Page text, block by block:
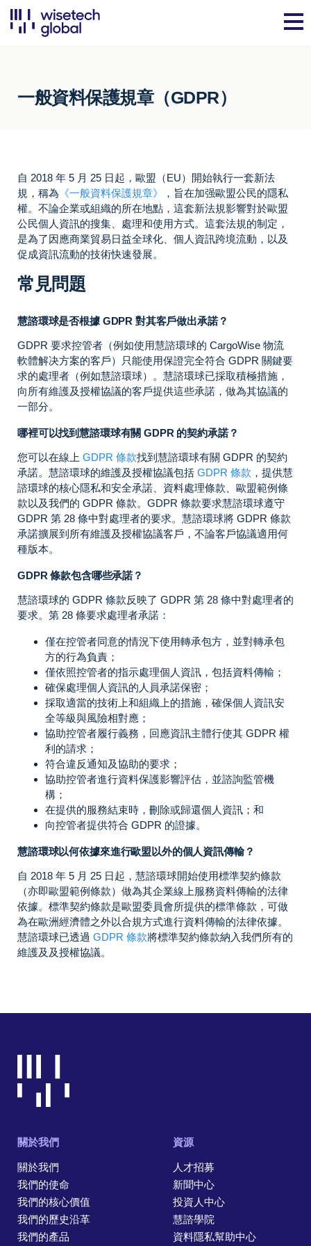
一般資料保護規章（GDPR）
自 2018 年 5 月 25 日起，歐盟（EU）開始執行一套新法
規，稱為 《一般資料保護規章》
，旨在加强歐盟公民的隱私
權。不論企業或組織的所在地點，這套新法規影響對於歐盟
公民個人資訊的搜集、處理和使用方式。這套法規的制定，
是為了因應商業貿易日益全球化、個人資訊跨境流動，以及
促成資訊流動的技術快速發展。
常見問題
慧諮環球是否根據 GDPR 對其客戶做出承諾？
GDPR 要求控管者（例如使用慧諮環球的 CargoWise 物流
軟體解决方案的客戶）只能使用保證完全符合 GDPR 關鍵要
求的處理者（例如慧諮環球）。慧諮環球已採取積極措施，
向所有維護及授權協議的客戶提供這些承諾，做為其協議的
一部分。
哪裡可以找到慧諮環球有關 GDPR 的契約承諾？
您可以在線上 GDPR 條款找到慧諮環球有關 GDPR 的契約
承諾。慧諮環球的維護及授權協議包括 GDPR 條款 ，提供慧
諮環球的核心隱私和安全承諾、資料處理條款、歐盟範例條
款以及我們的 GDPR 條款。GDPR 條款要求慧諮環球遵守
GDPR 第 28 條中對處理者的要求。慧諮環球將 GDPR 條款
承諾擴展到所有維護及授權協議客戶，不論客戶協議適用何
種版本。
GDPR 條款包含哪些承諾？
慧諮環球的 GDPR 條款反映了 GDPR 第 28 條中對處理者的
要求。第 28 條要求處理者承諾：
僅在控管者同意的情況下使用轉承包方，並對轉承包
方的行為負責；
僅依照控管者的指示處理個人資訊，包括資料傳輸；
確保處理個人資訊的人員承諾保密；
採取適當的技術上和組織上的措施，確保個人資訊安
全等級與風險相對應；
協助控管者履行義務，回應資訊主體行使其 GDPR 權
利的請求；
符合違反通知及協助的要求；
協助控管者進行資料保護影響評估，並諮詢監管機
構；
在提供的服務結束時，刪除或歸還個人資訊；和
向控管者提供符合 GDPR 的證據。
慧諮環球以何依據來進行歐盟以外的個人資訊傳輸？
自 2018 年 5 月 25 日起，慧諮環球開始使用標準契約條款
（亦即歐盟範例條款）做為其企業線上服務資料傳輸的法律
依據。標準契約條款是歐盟委員會所提供的標準條款，可做
為在歐洲經濟體之外以合規方式進行資料傳輸的法律依據。
慧諮環球已透過 GDPR 條款將標準契約條款納入我們所有的
維護及及授權協議。
關於我們
關於我們
我們的使命
我們的核心價值
我們的歷史沿革
我們的產品
資源
人才招募
新聞中心
投資人中心
慧諮學院
資料隱私幫助中心